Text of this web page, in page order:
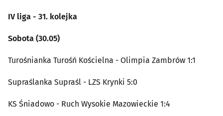
IV liga - 31. kolejka
Sobota (30.05)
Turośnianka Turośń Kościelna - Olimpia Zambrów 1:1
Supraślanka Supraśl - LZS Krynki 5:0
KS Śniadowo - Ruch Wysokie Mazowieckie 1:4